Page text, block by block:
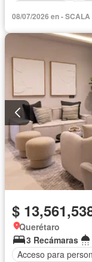
Agua
Gas natural
Recámara con
08/07/2026 en -
$
Querétaro
3 Recámaras
Acceso para